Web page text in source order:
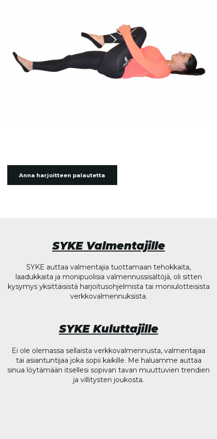
Anna harjoitteen palautetta
SYKE Valmentajille
SYKE auttaa valmentajia tuottamaan tehokkaita,
laadukkaita ja monipuolisia valmennussisältöjä, oli sitten
kysymys yksittäisistä harjoitusohjelmista tai moniulotteisista
verkkovalmennuksista.
SYKE Kuluttajille
Ei ole olemassa sellaista verkkovalmennusta, valmentajaa
tai asiantuntijaa joka sopii kaikille. Me haluamme auttaa
sinua löytämään itsellesi sopivan tavan muuttuvien trendien
ja villitysten joukosta.